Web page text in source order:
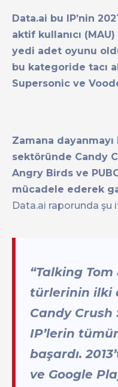
Data.ai bu IP’nin
aktif kullanıcı
yedi adet oyunu
bu kategoride tacı
Supersonic ve
Zamana
sektöründe Candy
Angry Birds ve
mücadele ederek
Data.ai raporunda şu
“Talking
türlerinin ilki
Candy Crush
IP’lerin
başardı.
ve Google